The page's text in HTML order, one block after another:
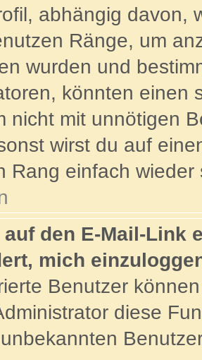
abhängig davon,
Ränge, um
wurden und
könnten einen
nicht mit unnötigen
wirst du auf
Rang einfach wieder
den E-Mail-Link
mich
Benutzer
diese